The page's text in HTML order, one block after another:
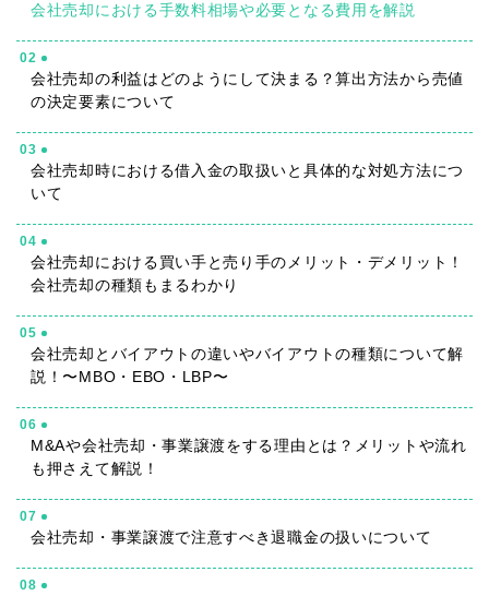
会社売却における手数料相場や必要となる費用を解説
02
会社売却の利益はどのようにして決まる？算出方法から売値
の決定要素について
03
会社売却時における借入金の取扱いと具体的な対処方法につ
いて
04
会社売却における買い手と売り手のメリット・デメリット！
会社売却の種類もまるわかり
05
会社売却とバイアウトの違いやバイアウトの種類について解
説！〜MBO・EBO・LBP〜
06
M&Aや会社売却・事業譲渡をする理由とは？メリットや流れ
も押さえて解説！
07
会社売却・事業譲渡で注意すべき退職金の扱いについて
08